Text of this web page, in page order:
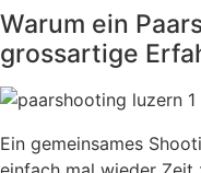
Warum ein
grossartige
Ein gemeinsames